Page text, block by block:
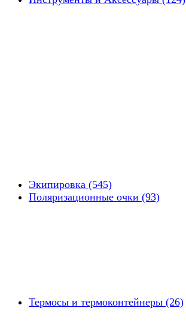
Экипировка (545)
Поляризационные очки (93)
Термосы и термоконтейнеры (26)